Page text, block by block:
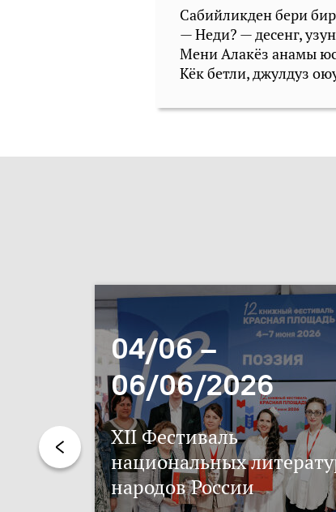
Сабийликден бери
— Неди? — десенг,
Мени Алакёз анамы
Кёк бетли, джулдуз
04/06 –
06/06/2026
XII Фестиваль
национальных
народов России